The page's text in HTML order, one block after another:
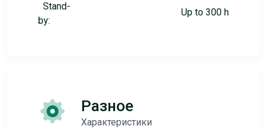
Stand-
by:
Up to 300 h
Разное
Характеристики